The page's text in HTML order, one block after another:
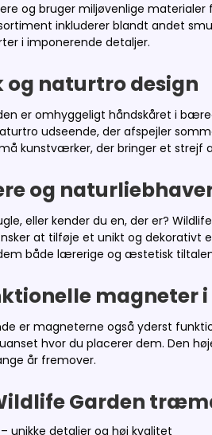
og bruger miljøvenlige
inkluderer blandt andet
i imponerende detaljer.
naturtro design
er omhyggeligt håndskåret i
udseende, der afspejler
kunstværker, der bringer et strejf
og
eller kender du en, der er?
at tilføje et unikt og
både lærerige og æstetisk
magneter
er magneterne også yderst
hvor du placerer dem. Den
år fremover.
Garden
unikke detaljer og høj kvalitet